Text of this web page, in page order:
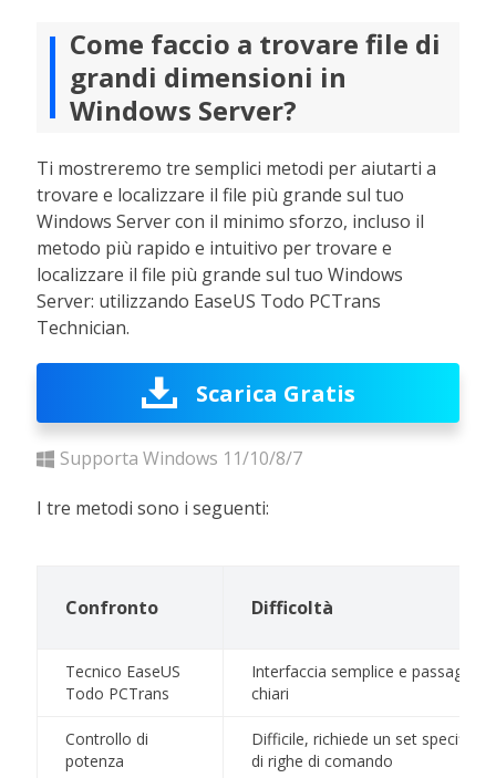
Come faccio a trovare file di
grandi dimensioni in
Windows Server?
Ti mostreremo tre semplici metodi per aiutarti a
trovare e localizzare il file più grande sul tuo
Windows Server con il minimo sforzo, incluso il
metodo più rapido e intuitivo per trovare e
localizzare il file più grande sul tuo Windows
Server: utilizzando EaseUS Todo PCTrans
Technician.
Scarica Gratis
Supporta Windows 11/10/8/7
I tre metodi sono i seguenti:
Confronto Difficoltà
Tecnico EaseUS
Todo PCTrans
Interfaccia semplice e passaggi
chiari
Controllo di
potenza
Difficile, richiede un set specifico
di righe di comando